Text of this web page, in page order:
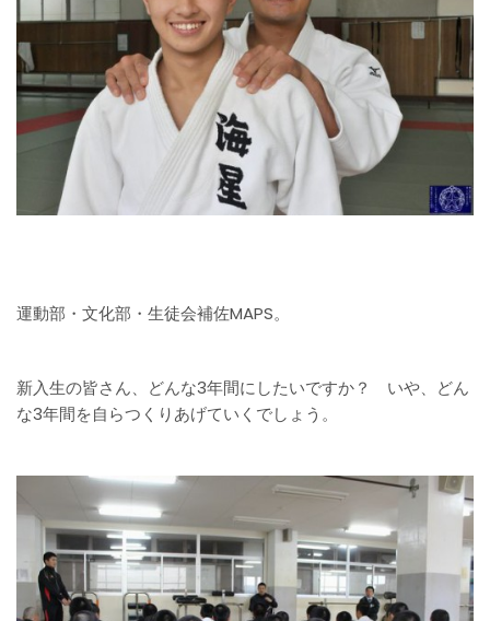
運動部・文化部・生徒会補佐MAPS。
新入生の皆さん、どんな3年間にしたいですか？ いや、どん
な3年間を自らつくりあげていくでしょう。